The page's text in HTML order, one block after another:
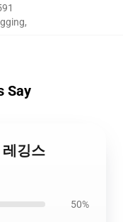
,
Say
깅스
50%